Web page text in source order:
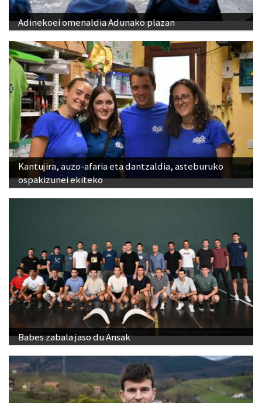
Adinekoei omenaldia Adunako plazan
Kantujira, auzo-afaria eta dantzaldia, asteburuko
ospakizunei ekiteko
Babes zabala jaso du Ansak